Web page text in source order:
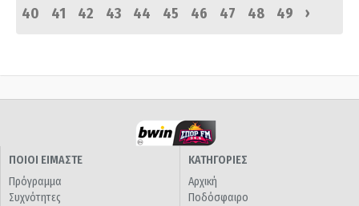
40
41 42 43 44 45 46 47 48 49 ›
ΠΟΙΟΙ ΕΙΜΑΣΤΕ
Πρόγραμμα
Συχνότητες
ΚΑΤΗΓΟΡΙΕΣ
Αρχική
Ποδόσφαιρο